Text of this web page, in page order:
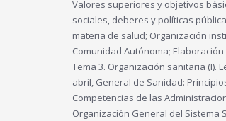
Valores superiores y objetivos
sociales, deberes y políticas
materia de salud; Organización
Comunidad Autónoma;
Tema 3. Organización sanitaria (I).
abril, General de Sanidad:
Competencias de las
Organización General del Sistema